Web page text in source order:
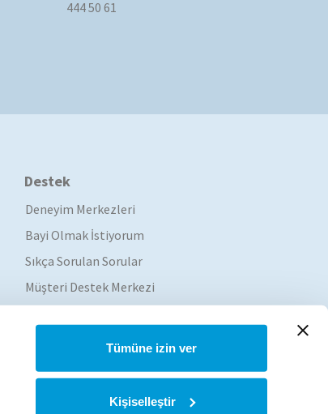
Tümüne izin ver
Kişiselleştir
444 50 61
Destek
Deneyim Merkezleri
Bayi Olmak İstiyorum
Sıkça Sorulan Sorular
Müşteri Destek Merkezi